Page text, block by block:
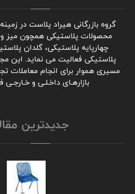
گروه بازرگانی هیراد پلاست در
محصولات پلاستیکی همچون میز
چهارپایه پلاستیکی، گلدان
پلاستیکی فعالیت می نماید. این
مسیری هموار برای انجام معاملات
بازارهـای داخـلـی و خـارجـی
جدیدترین